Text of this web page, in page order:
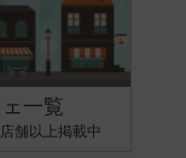
一覧
舗以上掲載中